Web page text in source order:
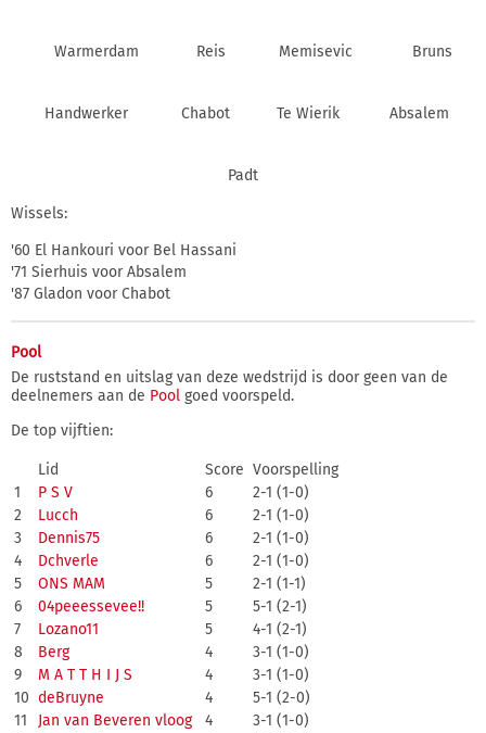
Warmerdam Reis Memisevic Bruns
Handwerker Chabot Te Wierik Absalem
Padt
Wissels:
'60 El Hankouri voor Bel Hassani
'71 Sierhuis voor Absalem
'87 Gladon voor Chabot
Pool
De ruststand en uitslag van deze wedstrijd is door geen van de
deelnemers aan de Pool goed voorspeld.
De top vijftien:
Lid Score Voorspelling
1
P S V 6
2-1 (1-0)
2
Lucch 6
2-1 (1-0)
3
Dennis75 6
2-1 (1-0)
4
Dchverle 6
2-1 (1-0)
5
ONS MAM 5
2-1 (1-1)
6
04peeessevee!! 5
5-1 (2-1)
7
Lozano11 5
4-1 (2-1)
8
Berg 4
3-1 (1-0)
9
M A T T H I J S 4
3-1 (1-0)
10 deBruyne 4
5-1 (2-0)
11
Jan van Beveren vloog 4
3-1 (1-0)